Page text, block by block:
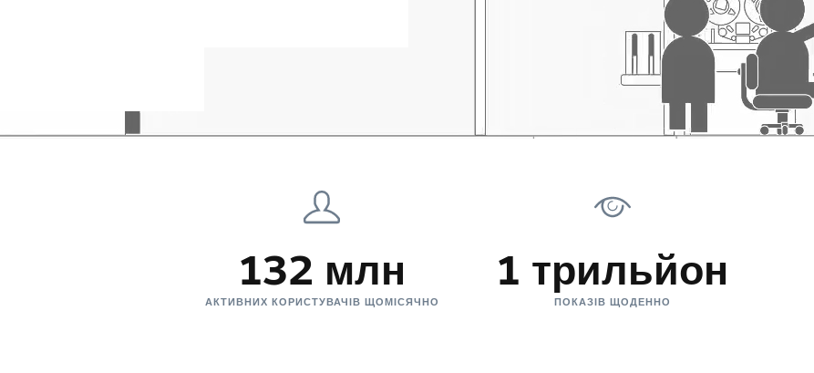
132 млн
АКТИВНИХ КОРИСТУВАЧІВ ЩОМІСЯЧНО
1 трильйон
ПОКАЗІВ ЩОДЕННО